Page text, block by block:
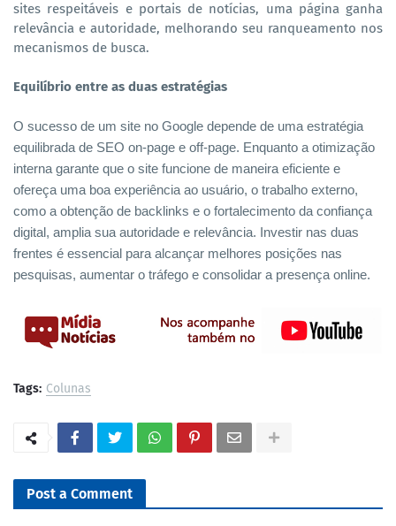
sites respeitáveis e portais de notícias, uma página ganha
relevância e autoridade, melhorando seu ranqueamento nos
mecanismos de busca.
Equilíbrio entre as duas estratégias
O sucesso de um site no Google depende de uma estratégia
equilibrada de SEO on-page e off-page. Enquanto a otimização
interna garante que o site funcione de maneira eficiente e
ofereça uma boa experiência ao usuário, o trabalho externo,
como a obtenção de backlinks e o fortalecimento da confiança
digital, amplia sua autoridade e relevância. Investir nas duas
frentes é essencial para alcançar melhores posições nas
pesquisas, aumentar o tráfego e consolidar a presença online.
Tags: Colunas
Post a Comment